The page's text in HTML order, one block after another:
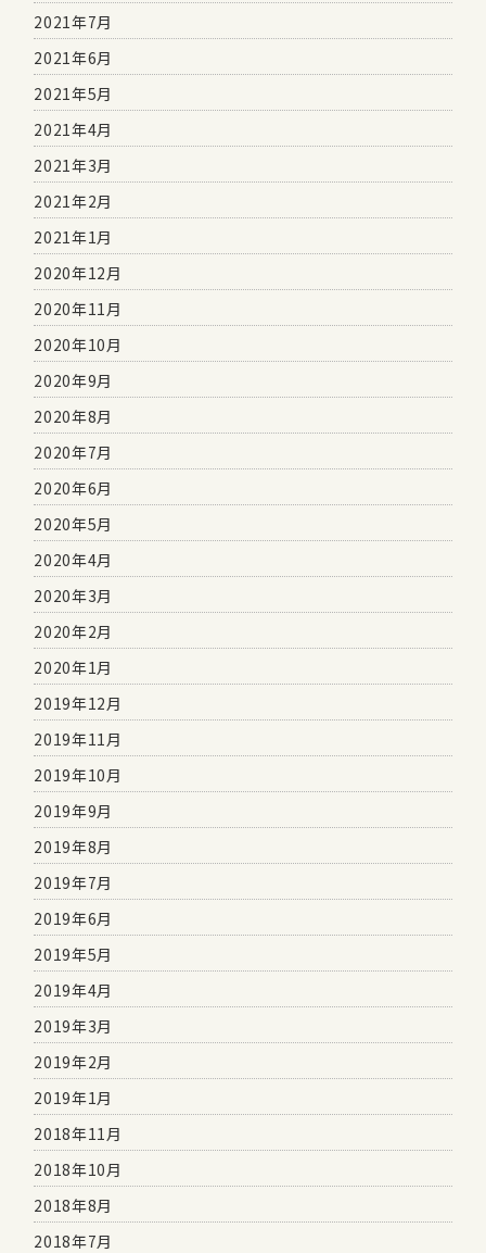
2021年7月
2021年6月
2021年5月
2021年4月
2021年3月
2021年2月
2021年1月
2020年12月
2020年11月
2020年10月
2020年9月
2020年8月
2020年7月
2020年6月
2020年5月
2020年4月
2020年3月
2020年2月
2020年1月
2019年12月
2019年11月
2019年10月
2019年9月
2019年8月
2019年7月
2019年6月
2019年5月
2019年4月
2019年3月
2019年2月
2019年1月
2018年11月
2018年10月
2018年8月
2018年7月